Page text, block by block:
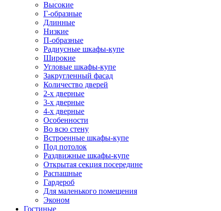
Высокие
Г-образные
Длинные
Низкие
П-образные
Радиусные шкафы-купе
Широкие
Угловые шкафы-купе
Закругленный фасад
Количество дверей
2-х дверные
3-х дверные
4-х дверные
Особенности
Во всю стену
Встроенные шкафы-купе
Под потолок
Раздвижные шкафы-купе
Открытая секция посередине
Распашные
Гардероб
Для маленького помещения
Эконом
Гостиные